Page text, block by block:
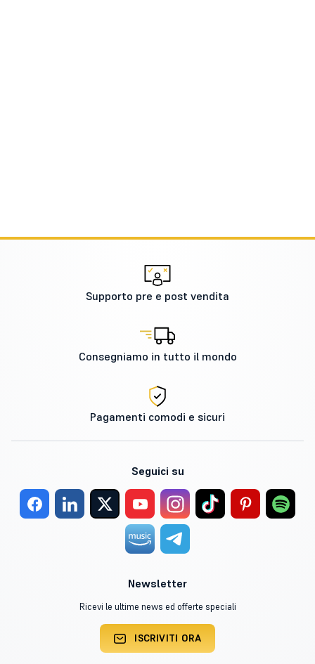
Supporto pre e post vendita
Consegniamo in tutto il mondo
Pagamenti comodi e sicuri
Seguici su
Newsletter
Ricevi le ultime news ed offerte speciali
ISCRIVITI ORA